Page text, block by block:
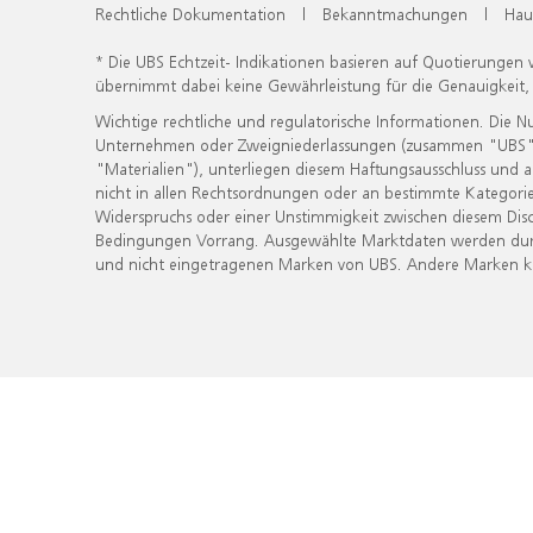
Rechtliche Dokumentation | Bekanntmachungen |
* Die UBS Echtzeit- Indikationen basieren auf
übernimmt dabei keine Gewährleistung für die
Wichtige rechtliche und regulatorische Informationen. Die
Unternehmen oder Zweigniederlassungen (zusammen
"Materialien"), unterliegen diesem Haftungsausschluss
nicht in allen Rechtsordnungen oder an bestimmte
Widerspruchs oder einer Unstimmigkeit zwischen diesem
Bedingungen Vorrang. Ausgewählte Marktdaten werden
und nicht eingetragenen Marken von UBS. Andere Marken